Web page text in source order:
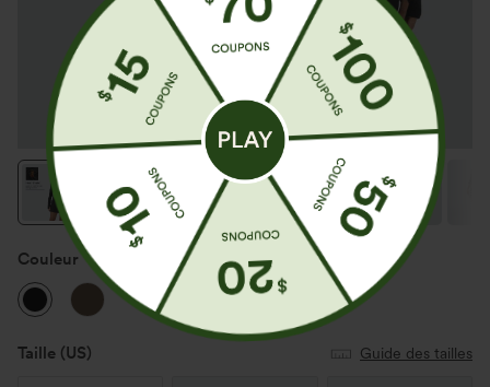
Couleur Noir
Taille (US) Guide des tailles